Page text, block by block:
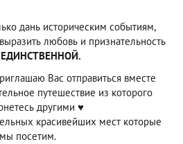
дань историческим событиям,
любовь и признательность
ЕДИНСТВЕННОЙ.
Вас отправиться вместе
путешествие из которого
другими ♥
красивейших мест которые
мы посетим.